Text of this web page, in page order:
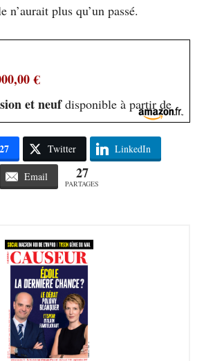
n’aurait plus qu’un passé.
€
et neufdisponible à partir de
27 Twitter LinkedIn
Email 27
PARTAGES